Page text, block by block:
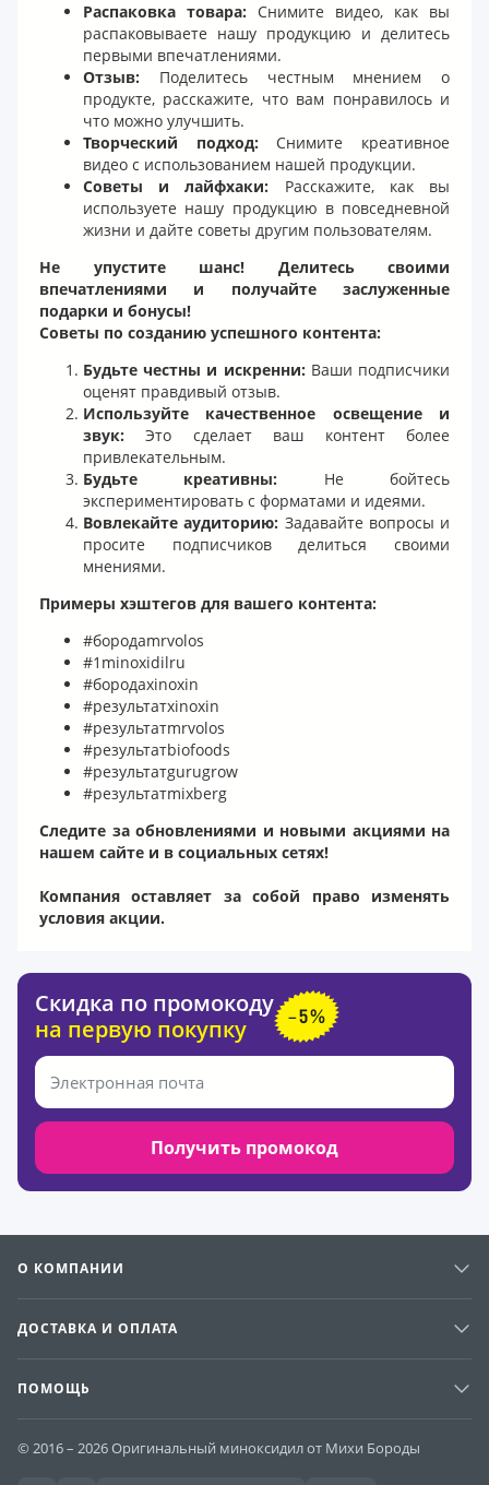
Распаковка товара: Снимите видео, как вы
распаковываете нашу продукцию и делитесь
первыми впечатлениями.
Отзыв: Поделитесь честным мнением о
продукте, расскажите, что вам понравилось и
что можно улучшить.
Творческий подход: Снимите креативное
видео с использованием нашей продукции.
Советы и лайфхаки: Расскажите, как вы
используете нашу продукцию в повседневной
жизни и дайте советы другим пользователям.
Не упустите шанс! Делитесь своими
впечатлениями и получайте заслуженные
подарки и бонусы!
Советы по созданию успешного контента:
Будьте честны и искренни: Ваши подписчики
оценят правдивый отзыв.
Используйте качественное освещение и
звук: Это сделает ваш контент более
привлекательным.
Будьте креативны: Не бойтесь
экспериментировать с форматами и идеями.
Вовлекайте аудиторию: Задавайте вопросы и
просите подписчиков делиться своими
мнениями.
Примеры хэштегов для вашего контента:
#бородаmrvolos
#1minoxidilru
#бородаxinoxin
#результатxinoxin
#результатmrvolos
#результатbiofoods
#результатgurugrow
#результатmixberg
Следите за обновлениями и новыми акциями на
нашем сайте и в социальных сетях!
Компания оставляет за собой право изменять
условия акции.
Скидка по промокоду
на первую покупку
Получить промокод
О КОМПАНИИ
ДОСТАВКА И ОПЛАТА
ПОМОЩЬ
© 2016 – 2026 Оригинальный миноксидил от Михи Бороды